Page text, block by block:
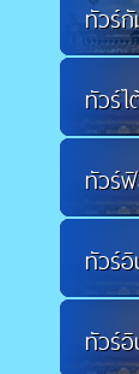
ทัวร์
ทัวร์
ทัวร์
ทัวร์
ทัวร์อิ